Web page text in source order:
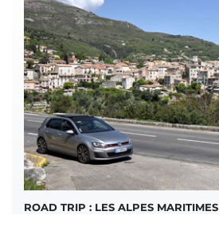
ROAD TRIP : LES ALPES MARITIMES